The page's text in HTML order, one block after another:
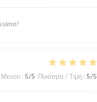
Μενού : 5/5 Ποιότητα / Τιμή : 5/5